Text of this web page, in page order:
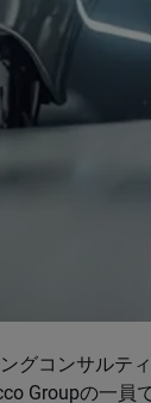
グコンサルテ
Groupの一員